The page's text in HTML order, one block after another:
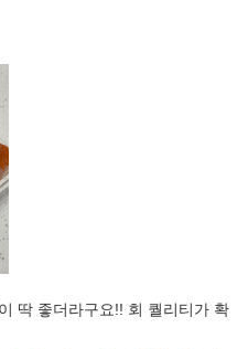
딱 좋더라구요!! 회 퀄리티가 확